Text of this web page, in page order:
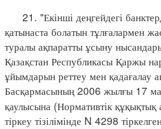
21. "Екінші деңгейдегі
қатынаста болатын тұлғалармен
туралы ақпаратты ұсыну
Қазақстан Республикасы Қаржы
ұйымдарын реттеу мен қадағалау
Басқармасының 2006 жылғы 17
қаулысына (Нормативтік құқықтық
тіркеу тізілімінде N 4298